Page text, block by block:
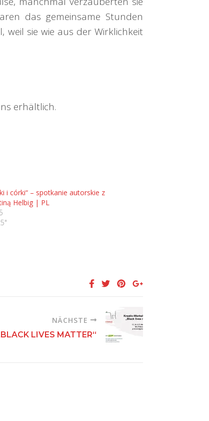
das gemeinsame Stunden
sie wie aus der Wirklichkeit
erhältlich.
i córki“ – spotkanie autorskie z
Helbig | PL
NÄCHSTE
LIVES MATTER“